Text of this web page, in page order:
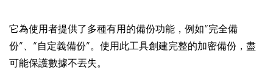
它為使用者提供了多種有用的備份功能，例如“完全備
份”、“自定義備份”。使用此工具創建完整的加密備份，盡
可能保護數據不丟失。